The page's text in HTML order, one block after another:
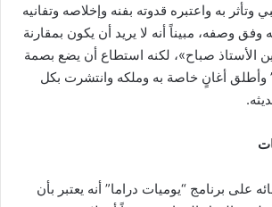
به واعتبره قدوته بفنه وإخلاصه وتفانيه
وفق وصفه، مبيناً أنه لا يريد أن يكون بمقارنة
الأستاذ صباح»، لكنه استطاع أن يضع بصمة
أغانٍ خاصة به وملكه وانتشرت بكل
على برنامج “يوميات دراما” أنه يعتبر بأن